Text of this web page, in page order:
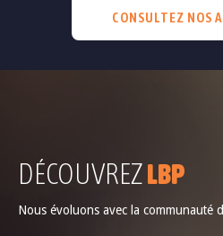
CONSULTEZ NOS
DÉCOUVREZLBP
Nous évoluons avec la communauté